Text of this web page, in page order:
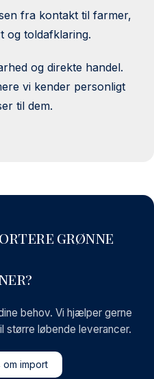
fra kontakt til farmer,
og toldafklaring.
og direkte handel.
vi kender personligt
til dem.
grønne
behov. Vi hjælper gerne
større løbende leverancer.
om import